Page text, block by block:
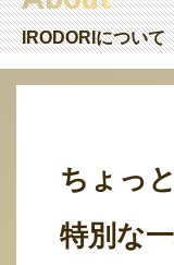
IRODORIについて
ちょっ
特別な